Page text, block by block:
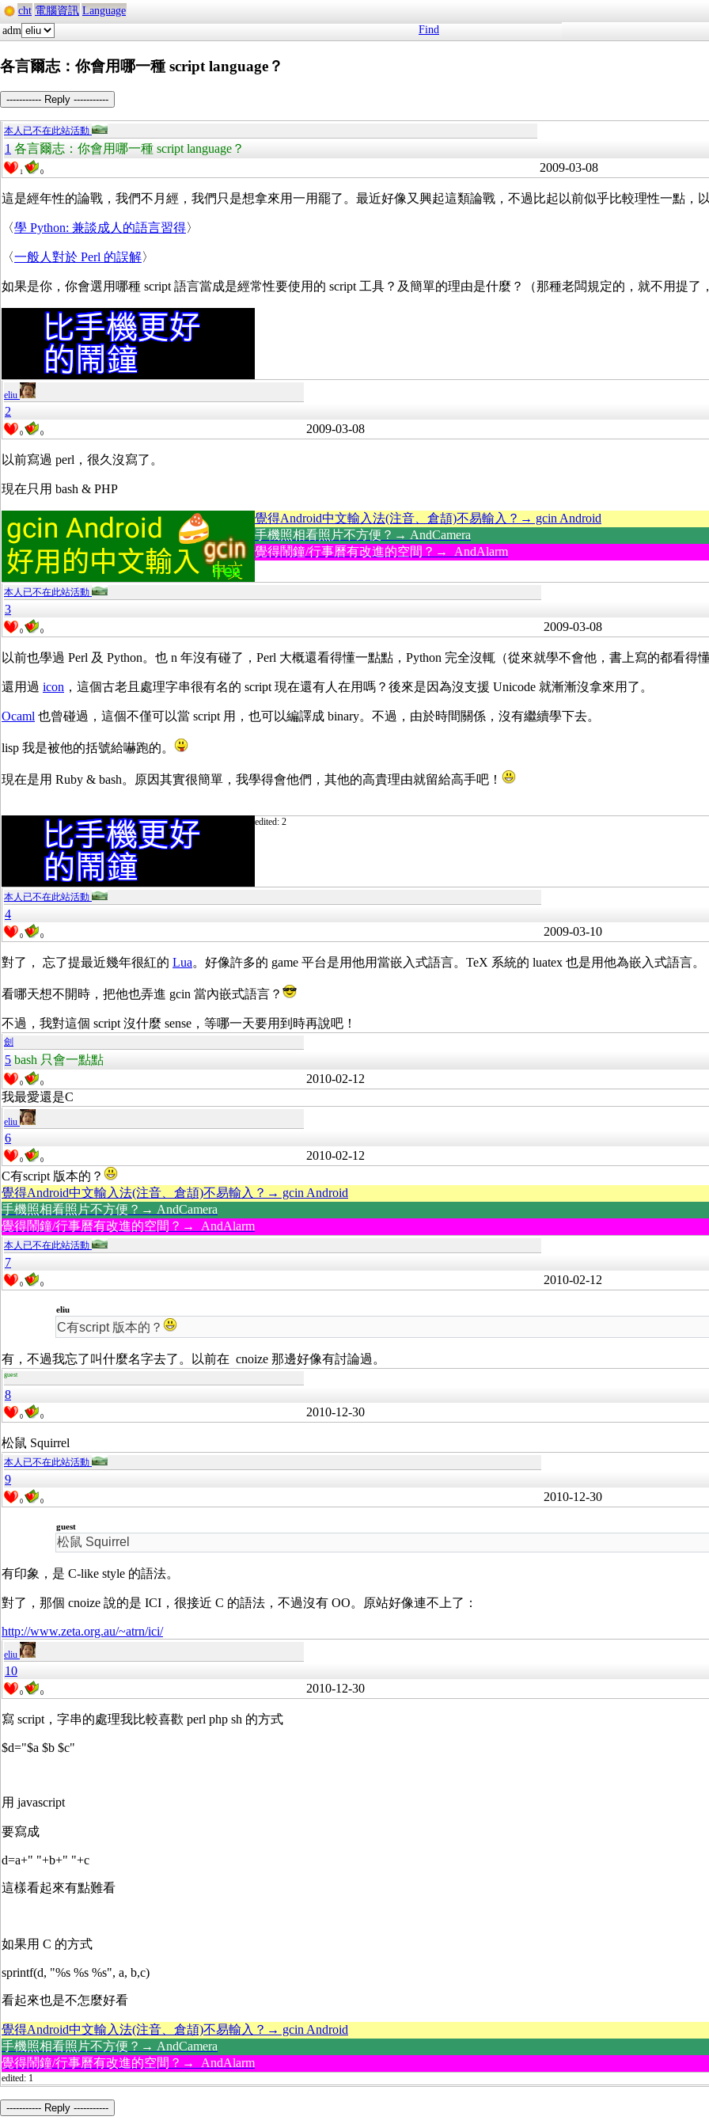
cht 電腦資訊 Language
adm
Find
各言爾志：你會用哪一種 script language？
----------- Reply -----------
本人已不在此站活動
1 各言爾志：你會用哪一種 script language？
1 0 2009-03-08
這是經年性的論戰，我們不月經，我們只是想拿來用一用罷了。最近好像又興起這類論戰，不過比起以前似乎比較理性一點，
〈學 Python: 兼談成人的語言習得〉
〈一般人對於 Perl 的誤解〉
如果是你，你會選用哪種 script 語言當成是經常性要使用的 script 工具？及簡單的理由是什麼？（那種老闆規定的，就不用提了
eliu
2
0 0 2009-03-08
以前寫過 perl，很久沒寫了。
現在只用 bash & PHP
覺得Android中文輸入法(注音、倉頡)不易輸入？→ gcin Android
手機照相看照片不方便？→ AndCamera
覺得鬧鐘/行事曆有改進的空間？→ AndAlarm
本人已不在此站活動
3
0 0 2009-03-08
以前也學過 Perl 及 Python。也 n 年沒有碰了，Perl 大概還看得懂一點點，Python 完全沒輒（從來就學不會他，書上寫的都看得
還用過 icon ，這個古老且處理字串很有名的 script 現在還有人在用嗎？後來是因為沒支援 Unicode 就漸漸沒拿來用了。
Ocaml 也曾碰過，這個不僅可以當 script 用，也可以編譯成 binary。不過，由於時間關係，沒有繼續學下去。
lisp 我是被他的括號給嚇跑的。
現在是用 Ruby & bash。原因其實很簡單，我學得會他們，其他的高貴理由就留給高手吧！
edited: 2
本人已不在此站活動
4
0 0 2009-03-10
對了， 忘了提最近幾年很紅的 Lua。好像許多的 game 平台是用他用當嵌入式語言。TeX 系統的 luatex 也是用他為嵌入式語言。
看哪天想不開時，把他也弄進 gcin 當內嵌式語言？
不過，我對這個 script 沒什麼 sense，等哪一天要用到時再說吧！
劍
5 bash 只會一點點
0 0 2010-02-12
我最愛還是C
eliu
6
0 0 2010-02-12
C有script 版本的？
覺得Android中文輸入法(注音、倉頡)不易輸入？→ gcin Android
手機照相看照片不方便？→ AndCamera
覺得鬧鐘/行事曆有改進的空間？→ AndAlarm
本人已不在此站活動
7
0 0 2010-02-12
eliu
C有script 版本的？
有，不過我忘了叫什麼名字去了。以前在 cnoize 那邊好像有討論過。
guest
8
0 0 2010-12-30
松鼠 Squirrel
本人已不在此站活動
9
0 0 2010-12-30
guest
松鼠 Squirrel
有印象，是 C-like style 的語法。
對了，那個 cnoize 說的是 ICI，很接近 C 的語法，不過沒有 OO。原站好像連不上了：
http://www.zeta.org.au/~atrn/ici/
eliu
10
0 0 2010-12-30
寫 script，字串的處理我比較喜歡 perl php sh 的方式
$d="$a $b $c"
用 javascript
要寫成
d=a+" "+b+" "+c
這樣看起來有點難看
如果用 C 的方式
sprintf(d, "%s %s %s", a, b,c)
看起來也是不怎麼好看
覺得Android中文輸入法(注音、倉頡)不易輸入？→ gcin Android
手機照相看照片不方便？→ AndCamera
覺得鬧鐘/行事曆有改進的空間？→ AndAlarm
edited: 1
----------- Reply -----------